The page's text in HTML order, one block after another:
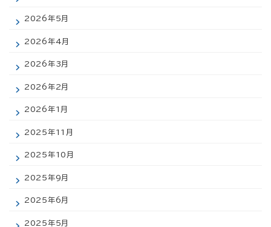
2026年5月
2026年4月
2026年3月
2026年2月
2026年1月
2025年11月
2025年10月
2025年9月
2025年6月
2025年5月